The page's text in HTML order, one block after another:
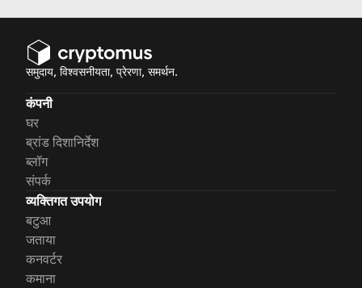
समुदाय, विश्वसनीयता, प्रेरणा, समर्थन.
कंपनी
घर
ब्रांड दिशानिर्देश
ब्लॉग
संपर्क
व्यक्तिगत उपयोग
बटुआ
जताया
कनवर्टर
कमाना